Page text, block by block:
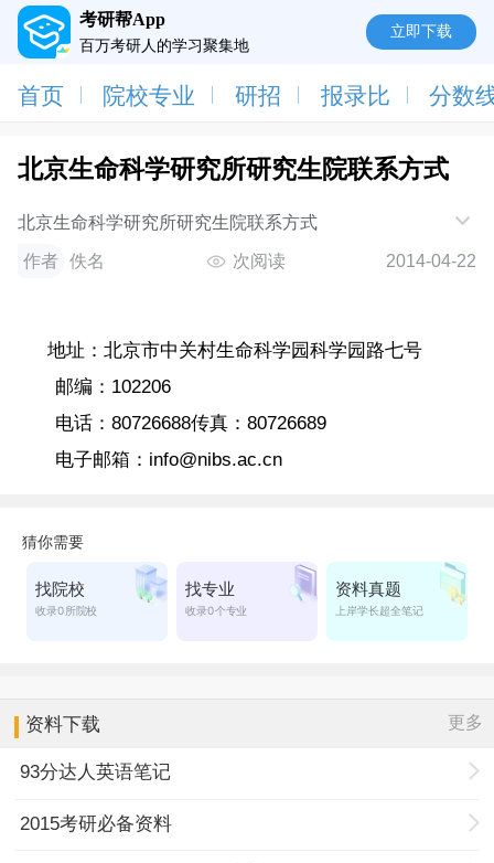
考研帮App
百万考研人的学习聚集地
立即下载
首页 院校专业 研招 报录比 分数
北京生命科学研究所研究生院联系方式
北京生命科学研究所研究生院联系方式
作者 佚名 次阅读 2014-04-22
地址：北京市中关村生命科学园科学园路七号
邮编：102206
电话：80726688传真：80726689
电子邮箱：info@nibs.ac.cn
资料下载 更多
93分达人英语笔记
2015考研必备资料